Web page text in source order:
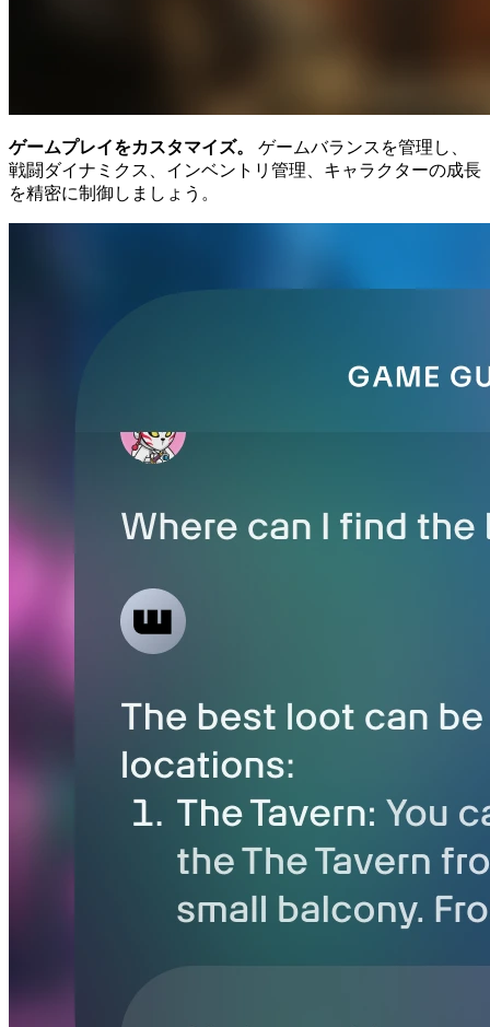
ゲームプレイをカスタマイズ。
ゲームバランスを管理し、
戦闘ダイナミクス、インベントリ管理、キャラクターの成長
を精密に制御しましょう。